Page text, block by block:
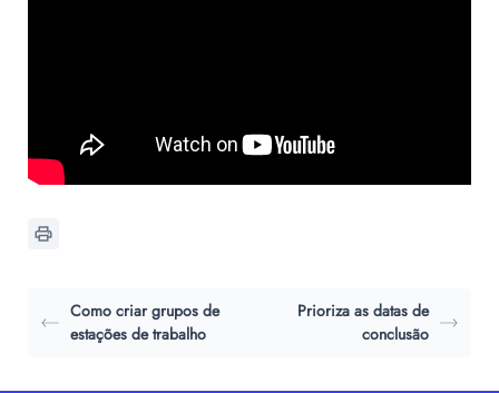
Como criar grupos de
estações de trabalho
Prioriza as datas de
conclusão